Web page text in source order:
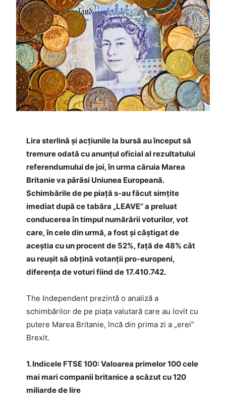
Lira sterlină şi acţiunile la bursă au început să
tremure odată cu anunţul oficial al rezultatului
referendumului de joi, în urma căruia Marea
Britanie va părăsi Uniunea Europeană.
Schimbările de pe piaţă s-au făcut simţite
imediat după ce tabăra „LEAVE” a preluat
conducerea în timpul numărării voturilor, vot
care, în cele din urmă, a fost şi câştigat de
aceştia cu un procent de 52%, faţă de 48% cât
au reuşit să obţină votanţii pro-europeni,
diferenţa de voturi fiind de 17.410.742.
The Independent prezintă o analiză a
schimbărilor de pe piaţa valutară care au lovit cu
putere Marea Britanie, încă din prima zi a „erei”
Brexit.
1. Indicele FTSE 100: Valoarea primelor 100 cele
mai mari companii britanice a scăzut cu 120
miliarde de lire